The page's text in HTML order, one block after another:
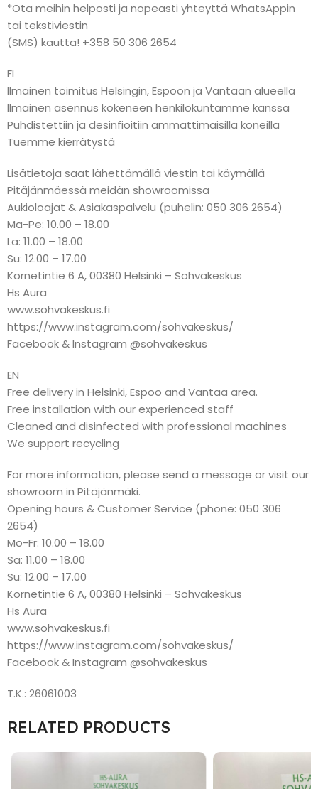
*Ota meihin helposti ja nopeasti yhteyttä WhatsAppin
tai tekstiviestin
(SMS) kautta! +358 50 306 2654
FI
Ilmainen toimitus Helsingin, Espoon ja Vantaan alueella
Ilmainen asennus kokeneen henkilökuntamme kanssa
Puhdistettiin ja desinfioitiin ammattimaisilla koneilla
Tuemme kierrätystä
Lisätietoja saat lähettämällä viestin tai käymällä
Pitäjänmäessä meidän showroomissa
Aukioloajat & Asiakaspalvelu (puhelin: 050 306 2654)
Ma-Pe: 10.00 – 18.00
La: 11.00 – 18.00
Su: 12.00 – 17.00
Kornetintie 6 A, 00380 Helsinki – Sohvakeskus
Hs Aura
www.sohvakeskus.fi
https://www.instagram.com/sohvakeskus/
Facebook & Instagram @sohvakeskus
EN
Free delivery in Helsinki, Espoo and Vantaa area.
Free installation with our experienced staff
Cleaned and disinfected with professional machines
We support recycling
For more information, please send a message or visit our
showroom in Pitäjänmäki.
Opening hours & Customer Service (phone: 050 306
2654)
Mo-Fr: 10.00 – 18.00
Sa: 11.00 – 18.00
Su: 12.00 – 17.00
Kornetintie 6 A, 00380 Helsinki – Sohvakeskus
Hs Aura
www.sohvakeskus.fi
https://www.instagram.com/sohvakeskus/
Facebook & Instagram @sohvakeskus
T.K.: 26061003
RELATED PRODUCTS